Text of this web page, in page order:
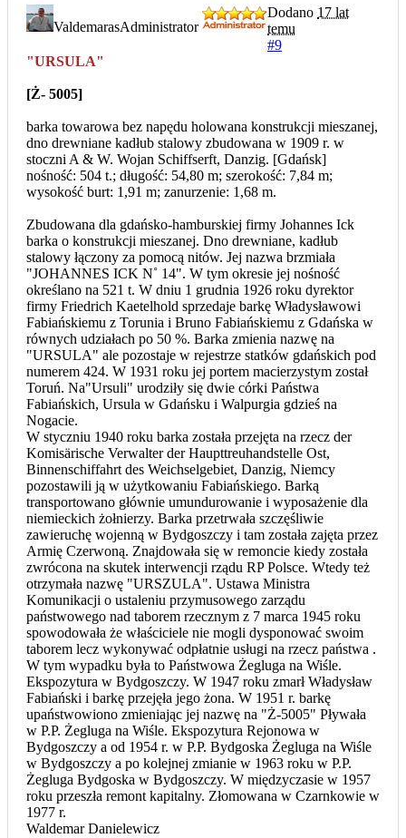
ValdemarasAdministrator
Dodano 17 lat
temu
#9
"URSULA"
[Ż- 5005]
barka towarowa bez napędu holowana konstrukcji mieszanej,
dno drewniane kadłub stalowy zbudowana w 1909 r. w
stoczni A & W. Wojan Schiffserft, Danzig. [Gdańsk]
nośność: 504 t.; długość: 54,80 m; szerokość: 7,84 m;
wysokość burt: 1,91 m; zanurzenie: 1,68 m.
Zbudowana dla gdańsko-hamburskiej firmy Johannes Ick
barka o konstrukcji mieszanej. Dno drewniane, kadłub
stalowy łączony za pomocą nitów. Jej nazwa brzmiała
"JOHANNES ICK N˚ 14". W tym okresie jej nośność
określano na 521 t. W dniu 1 grudnia 1926 roku dyrektor
firmy Friedrich Kaetelhold sprzedaje barkę Władysławowi
Fabiańskiemu z Torunia i Bruno Fabiańskiemu z Gdańska w
równych udziałach po 50 %. Barka zmienia nazwę na
"URSULA" ale pozostaje w rejestrze statków gdańskich pod
numerem 424. W 1931 roku jej portem macierzystym został
Toruń. Na"Ursuli" urodziły się dwie córki Państwa
Fabiańskich, Ursula w Gdańsku i Walpurgia gdzieś na
Nogacie.
W styczniu 1940 roku barka została przejęta na rzecz der
Komisärische Verwalter der Haupttreuhandstelle Ost,
Binnenschiffahrt des Weichselgebiet, Danzig, Niemcy
pozostawili ją w użytkowaniu Fabiańskiego. Barką
transportowano głównie umundurowanie i wyposażenie dla
niemieckich żołnierzy. Barka przetrwała szczęśliwie
zawieruchę wojenną w Bydgoszczy i tam została zajęta przez
Armię Czerwoną. Znajdowała się w remoncie kiedy została
zwrócona na skutek interwencji rządu RP Polsce. Wtedy też
otrzymała nazwę "URSZULA". Ustawa Ministra
Komunikacji o ustaleniu przymusowego zarządu
państwowego nad taborem rzecznym z 7 marca 1945 roku
spowodowała że właściciele nie mogli dysponować swoim
taborem lecz wykonywać odpłatnie usługi na rzecz państwa .
W tym wypadku była to Państwowa Żegluga na Wiśle.
Ekspozytura w Bydgoszczy. W 1947 roku zmarł Władysław
Fabiański i barkę przejęła jego żona. W 1951 r. barkę
upaństwowiono zmieniając jej nazwę na "Ż-5005" Pływała
w P.P. Żegluga na Wiśle. Ekspozytura Rejonowa w
Bydgoszczy a od 1954 r. w P.P. Bydgoska Żegluga na Wiśle
w Bydgoszczy a po kolejnej zmianie w 1963 roku w P.P.
Żegluga Bydgoska w Bydgoszczy. W międzyczasie w 1957
roku przeszła remont kapitalny. Złomowana w Czarnkowie w
1977 r.
Waldemar Danielewicz